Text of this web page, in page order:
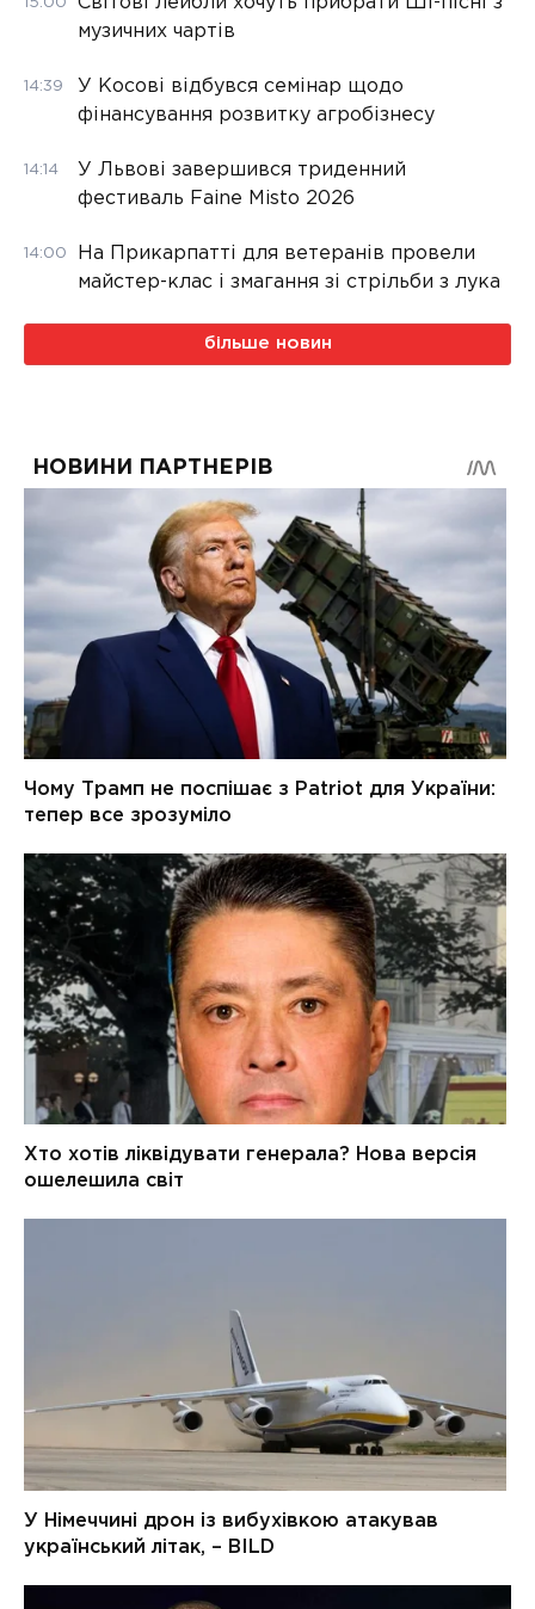
15:00
музичних чартів
14:39
У Косові відбувся семінар щодо
фінансування розвитку агробізнесу
14:14
У Львові завершився триденний
фестиваль Faine Misto 2026
14:00
На Прикарпатті для ветеранів провели
майстер-клас і змагання зі стрільби з лука
більше новин